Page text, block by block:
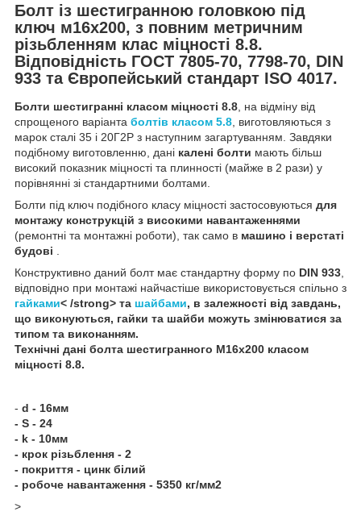
Болт із шестигранною головкою під
ключ м16х200, з повним метричним
різьбленням клас міцності 8.8.
Відповідність ГОСТ 7805-70, 7798-70, DIN
933 та Європейський стандарт ISO 4017.
Болти шестигранні класом міцності 8.8, на відміну від
спрощеного варіанта болтів класом 5.8, виготовляються з
марок сталі 35 і 20Г2Р з наступним загартуванням. Завдяки
подібному виготовленню, дані калені болти мають більш
високий показник міцності та плинності (майже в 2 рази) у
порівнянні зі стандартними болтами.
Болти під ключ подібного класу міцності застосовуються для
монтажу конструкцій з високими навантаженнями
(ремонтні та монтажні роботи), так само в машино і верстаті
будові .
Конструктивно даний болт має стандартну форму по DIN 933,
відповідно при монтажі найчастіше використовується спільно з
гайками< /strong> та шайбами, в залежності від завдань,
що виконуються, гайки та шайби можуть змінюватися за
типом та виконанням.
Технічні дані болта шестигранного М16х200 класом
міцності 8.8.
- d - 16мм
- S - 24
- k - 10мм
- крок різьблення - 2
- покриття - цинк білий
- робоче навантаження - 5350 кг/мм2
>